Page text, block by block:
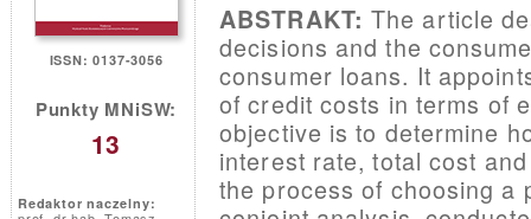
ISSN: 0137-3056
Punkty MNiSW:
13
Redaktor naczelny:
ABSTRAKT: The article
decisions and the
consumer loans. It
of credit costs in terms of
objective is to determine
interest rate, total cost
the process of choosing a